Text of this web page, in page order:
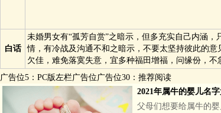
Vip用户－田*** 于2024/5/
Vip用户－s***
白话
未婚男女有“孤芳自赏”之暗示，但多充实自己内涵
情，有冷战及沟通不和之暗示，不要太坚持彼此的
欠佳，难免落寞失意，宜多种福田增福，问缘份，
广告位5：PC版左栏广告位广告位30：推荐阅读
2021年属牛的婴儿名
父母们想要给属牛的